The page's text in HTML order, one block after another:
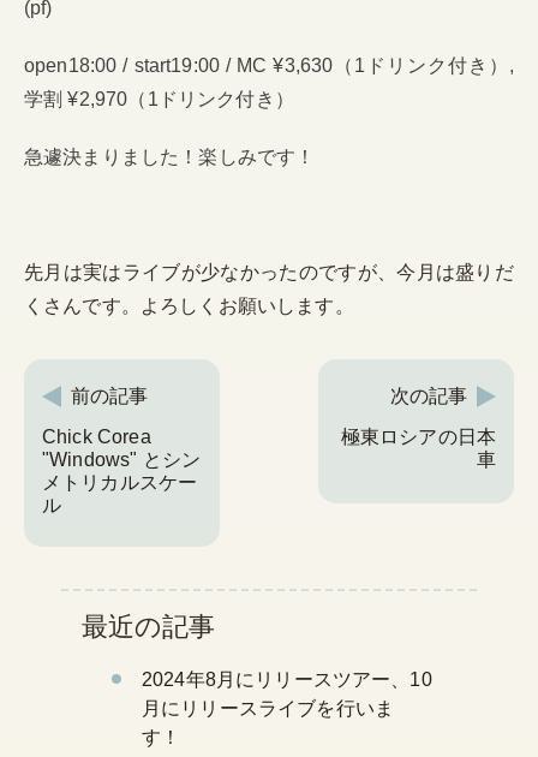
(pf)
open18:00 / start19:00 / MC ¥3,630（1ドリンク付き）,
学割 ¥2,970（1ドリンク付き）
急遽決まりました！楽しみです！
先月は実はライブが少なかったのですが、今月は盛りだ
くさんです。よろしくお願いします。
前の記事
Chick Corea
"Windows" とシン
メトリカルスケー
ル
次の記事
極東ロシアの日本
車
最近の記事
2024年8月にリリースツアー、10
月にリリースライブを行いま
す！